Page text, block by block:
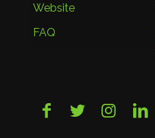
Website
FAQ